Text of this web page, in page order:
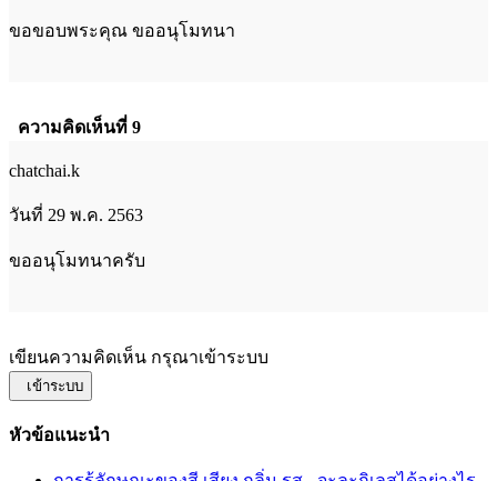
ขอขอบพระคุณ ขออนุโมทนา
ความคิดเห็นที่ 9
chatchai.k
วันที่ 29 พ.ค. 2563
ขออนุโมทนาครับ
เขียนความคิดเห็น กรุณาเข้าระบบ
เข้าระบบ
หัวข้อแนะนำ